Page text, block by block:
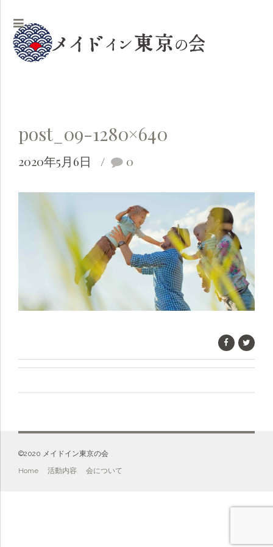
post_09-1280×640
2020年5月6日 0
©️2020 メイドイン東京の会
Home 活動内容 会について